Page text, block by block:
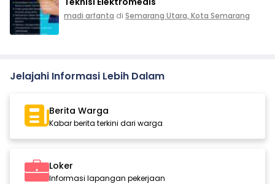
madi arfanta di Semarang Utara, Kota Semarang
Jelajahi Informasi Lebih Dalam
Berita Warga
Kabar berita terkini dari warga
Loker
Informasi lapangan pekerjaan